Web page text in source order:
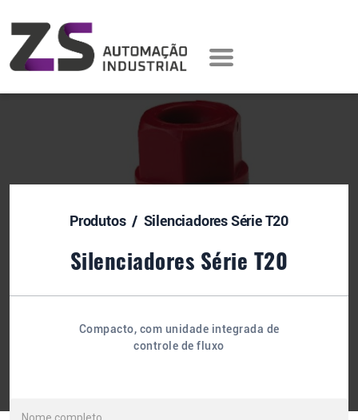
Produtos/ Silenciadores Série T20
Silenciadores Série T20
Compacto, com unidade integrada de
controle de fluxo